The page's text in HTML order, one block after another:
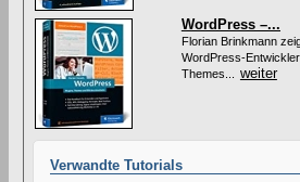
i
e
e
s
A
t
i
k
e
WordPress –...
Florian Brinkmann
WordPress-
Themes... weiter
Verwandte Tutorials